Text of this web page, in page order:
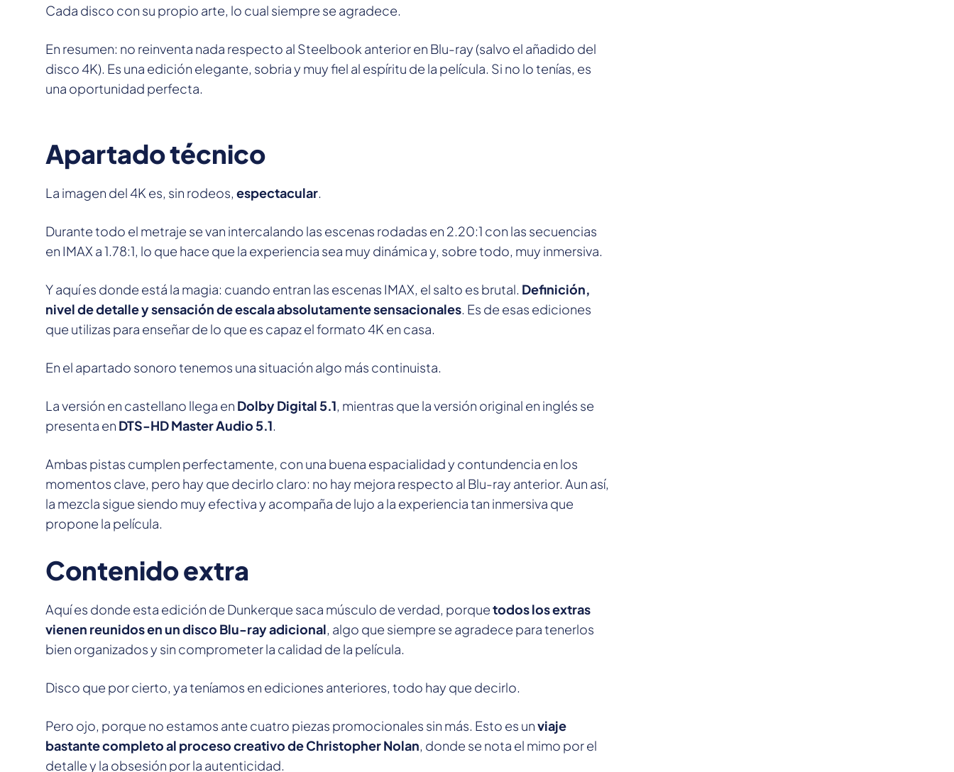
Cada disco con su propio arte, lo cual siempre se agradece.
En resumen: no reinventa nada respecto al Steelbook anterior en Blu-ray (salvo el añadido del
disco 4K). Es una edición elegante, sobria y muy fiel al espíritu de la película. Si no lo tenías, es
una oportunidad perfecta.
Apartado técnico
La imagen del 4K es, sin rodeos, espectacular.
Durante todo el metraje se van intercalando las escenas rodadas en 2.20:1 con las secuencias
en IMAX a 1.78:1, lo que hace que la experiencia sea muy dinámica y, sobre todo, muy inmersiva.
Y aquí es donde está la magia: cuando entran las escenas IMAX, el salto es brutal. Definición,
nivel de detalle y sensación de escala absolutamente sensacionales. Es de esas ediciones
que utilizas para enseñar de lo que es capaz el formato 4K en casa.
En el apartado sonoro tenemos una situación algo más continuista.
La versión en castellano llega en Dolby Digital 5.1, mientras que la versión original en inglés se
presenta en DTS-HD Master Audio 5.1.
Ambas pistas cumplen perfectamente, con una buena espacialidad y contundencia en los
momentos clave, pero hay que decirlo claro: no hay mejora respecto al Blu-ray anterior. Aun así,
la mezcla sigue siendo muy efectiva y acompaña de lujo a la experiencia tan inmersiva que
propone la película.
Contenido extra
Aquí es donde esta edición de Dunkerque saca músculo de verdad, porquetodos los extras
vienen reunidos en un disco Blu-ray adicional, algo que siempre se agradece para tenerlos
bien organizados y sin comprometer la calidad de la película.
Disco que por cierto, ya teníamos en ediciones anteriores, todo hay que decirlo.
Pero ojo, porque no estamos ante cuatro piezas promocionales sin más. Esto es unviaje
bastante completo al proceso creativo de Christopher Nolan, donde se nota el mimo por el
detalle y la obsesión por la autenticidad.